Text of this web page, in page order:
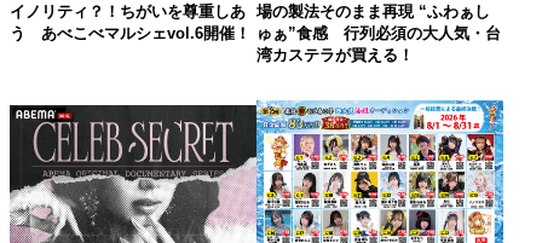
イノリティ？！ちがいを尊重しあ
う あべこべマルシェvol.6開催！
場の製法そのまま再現 “ふわぁし
ゅぁ”食感 行列必須の大人気・台
湾カステラが買える！